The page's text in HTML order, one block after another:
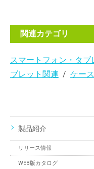
関連カテゴリ
スマートフォン・タブ
ブレット関連
ケース
製品紹介
リリース情報
WEB版カタログ